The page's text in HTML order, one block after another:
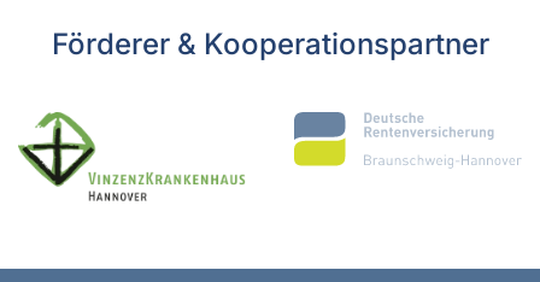
Förderer & Kooperationspartner